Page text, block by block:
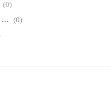
(0)
6.3 창세기1:1-31 보시기에 심히 좋았더라
(0)